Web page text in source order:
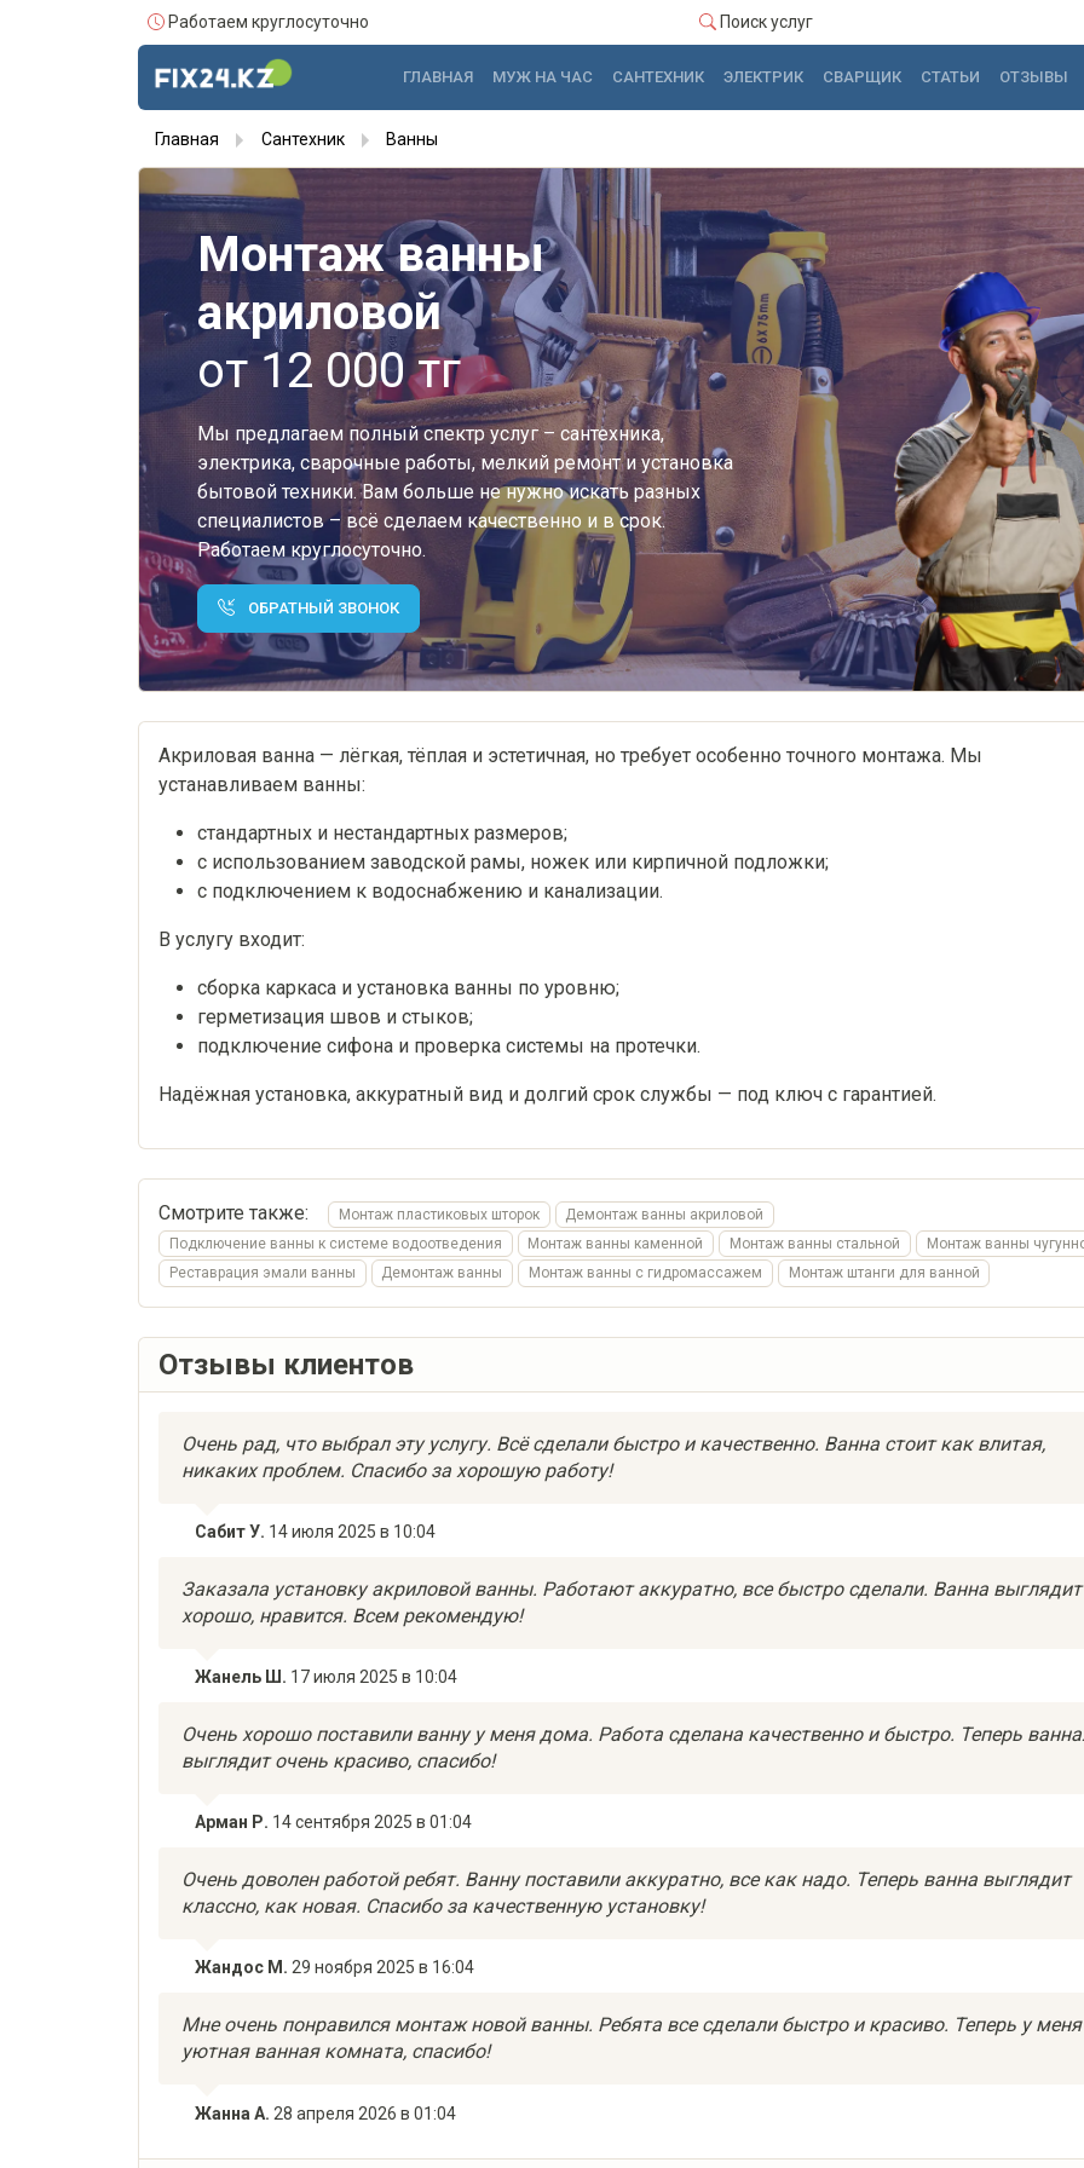
Работаем круглосуточно Поиск услуг
ГЛАВНАЯ МУЖ НА ЧАС САНТЕХНИК ЭЛЕКТРИК СВАРЩИК СТАТЬИ ОТЗЫВЫ
Главная Сантехник Ванны
Монтаж ванны
акриловой
от 12 000 тг
Мы предлагаем полный спектр услуг – сантехника,
электрика, сварочные работы, мелкий ремонт и установка
бытовой техники. Вам больше не нужно искать разных
специалистов – всё сделаем качественно и в срок.
Работаем круглосуточно.
ОБРАТНЫЙ ЗВОНОК
Акриловая ванна — лёгкая, тёплая и эстетичная, но требует особенно точного монтажа. Мы
устанавливаем ванны:
стандартных и нестандартных размеров;
с использованием заводской рамы, ножек или кирпичной подложки;
с подключением к водоснабжению и канализации.
В услугу входит:
сборка каркаса и установка ванны по уровню;
герметизация швов и стыков;
подключение сифона и проверка системы на протечки.
Надёжная установка, аккуратный вид и долгий срок службы — под ключ с гарантией.
Смотрите также: Монтаж пластиковых шторок
Демонтаж ванны акриловой
Подключение ванны к системе водоотведения
Монтаж ванны каменной Монтаж ванны стальной
Монтаж ванны
Реставрация эмали ванны
Демонтаж ванны Монтаж ванны с гидромассажем Монтаж штанги для ванной
Отзывы клиентов
Очень рад, что выбрал эту услугу. Всё сделали быстро и качественно. Ванна стоит как влитая,
никаких проблем. Спасибо за хорошую работу!
Сабит У. 14 июля 2025 в 10:04
Заказала установку акриловой ванны. Работают аккуратно, все быстро сделали. Ванна выглядит
хорошо, нравится. Всем рекомендую!
Жанель Ш. 17 июля 2025 в 10:04
Очень хорошо поставили ванну у меня дома. Работа сделана качественно и быстро. Теперь
выглядит очень красиво, спасибо!
Арман Р. 14 сентября 2025 в 01:04
Очень доволен работой ребят. Ванну поставили аккуратно, все как надо. Теперь ванна выглядит
классно, как новая. Спасибо за качественную установку!
Жандос М. 29 ноября 2025 в 16:04
Мне очень понравился монтаж новой ванны. Ребята все сделали быстро и красиво. Теперь у меня
уютная ванная комната, спасибо!
Жанна А. 28 апреля 2026 в 01:04